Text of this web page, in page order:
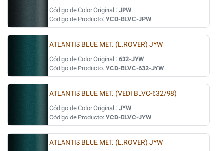
Código de Color Original : JPW
Código de Producto: VCD-BLVC-JPW
ATLANTIS BLUE MET. (L.ROVER) JYW
Código de Color Original : 632-JYW
Código de Producto: VCD-BLVC-632-JYW
ATLANTIS BLUE MET. (VEDI BLVC-632/98)
Código de Color Original : JYW
Código de Producto: VCD-BLVC-JYW
ATLANTIS BLUE MET. (L.ROVER) JYW